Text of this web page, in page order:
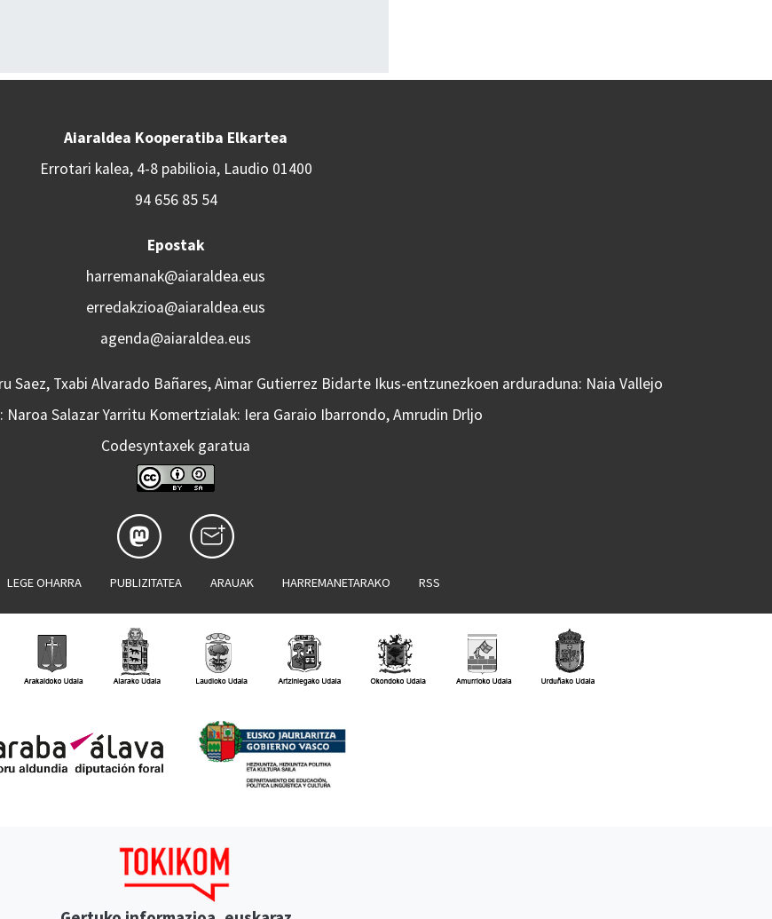
Aiaraldea Kooperatiba Elkartea
Errotari kalea, 4-8 pabilioia, Laudio 01400
94 656 85 54
Epostak
harremanak@aiaraldea.eus
erredakzioa@aiaraldea.eus
agenda@aiaraldea.eus
Saez, Txabi Alvarado Bañares, Aimar Gutierrez Bidarte Ikus-entzunezkoen arduraduna: Naia Vallejo
Naroa Salazar Yarritu Komertzialak: Iera Garaio Ibarrondo, Amrudin Drljo
Codesyntaxek garatua
LEGE OHARRA PUBLIZITATEA ARAUAK HARREMANETARAKO RSS